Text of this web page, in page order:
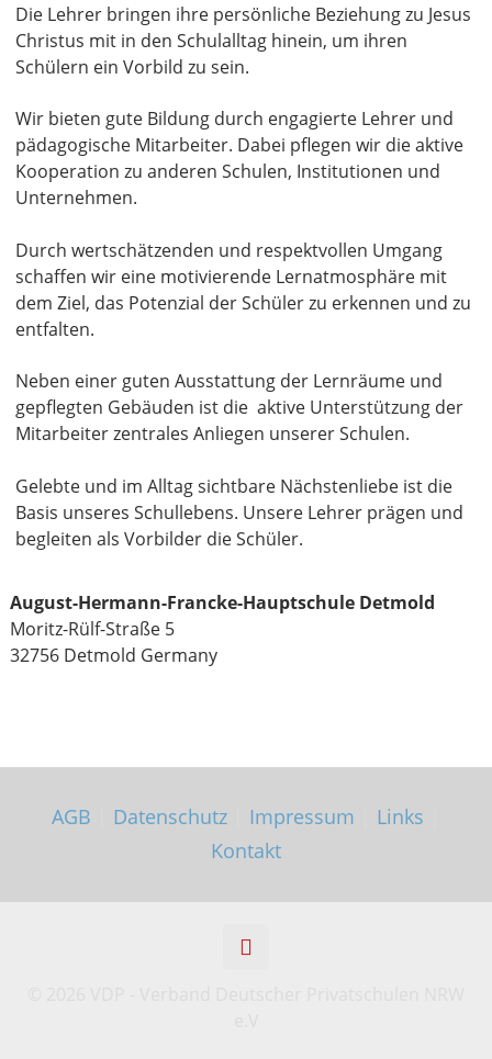
Die Lehrer bringen ihre persönliche Beziehung zu Jesus
Christus mit in den Schulalltag hinein, um ihren
Schülern ein Vorbild zu sein.
Wir bieten gute Bildung durch engagierte Lehrer und
pädagogische Mitarbeiter. Dabei pflegen wir die aktive
Kooperation zu anderen Schulen, Institutionen und
Unternehmen.
Durch wertschätzenden und respektvollen Umgang
schaffen wir eine motivierende Lernatmosphäre mit
dem Ziel, das Potenzial der Schüler zu erkennen und zu
entfalten.
Neben einer guten Ausstattung der Lernräume und
gepflegten Gebäuden ist die aktive Unterstützung der
Mitarbeiter zentrales Anliegen unserer Schulen.
Gelebte und im Alltag sichtbare Nächstenliebe ist die
Basis unseres Schullebens. Unsere Lehrer prägen und
begleiten als Vorbilder die Schüler.
August-Hermann-Francke-Hauptschule Detmold
Moritz-Rülf-Straße 5
32756 Detmold Germany
AGB Datenschutz Impressum Links
Kontakt